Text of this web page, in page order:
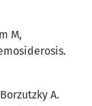
M,
A.